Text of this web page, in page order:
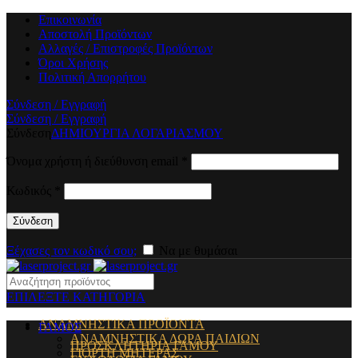
Επικοινωνία
Αποστολή Προϊόντων
Αλλαγές / Επιστροφές Προϊόντων
Όροι Χρήσης
Πολιτική Απορρήτου
Σύνδεση / Εγγραφή
Σύνδεση / Εγγραφή
ΔΗΜΙΟΥΡΓΙΑ ΛΟΓΑΡΙΑΣΜΟΥ
Σύνδεση
Ξέχασες τον κωδικό σου;
ΕΠΙΛΕΞΤΕ ΚΑΤΗΓΟΡΙΑ
ΑΝΑΜΝΗΣΤΙΚΑ ΠΡΟΪΟΝΤΑ
ΑΝΑΜΝΗΣΤΙΚΑ ΔΩΡΑ ΠΑΙΔΙΩΝ
ΓΙΟΡΤΗ ΜΗΤΕΡΑΣ
ΓΑΜΟΣ
ΠΡΟΣΚΛΗΤΗΡΙΑ ΓΑΜΟΥ